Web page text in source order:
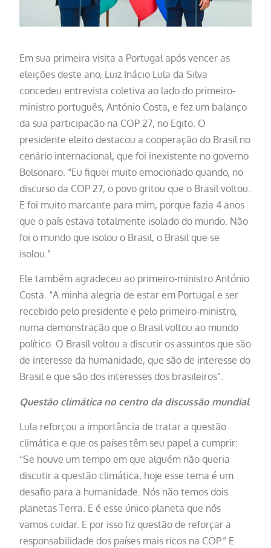
Em sua primeira visita a Portugal após vencer as
eleições deste ano, Luiz Inácio Lula da Silva
concedeu entrevista coletiva ao lado do primeiro-
ministro português, António Costa, e fez um balanço
da sua participação na COP 27, no Egito. O
presidente eleito destacou a cooperação do Brasil no
cenário internacional, que foi inexistente no governo
Bolsonaro. “Eu fiquei muito emocionado quando, no
discurso da COP 27, o povo gritou que o Brasil voltou.
E foi muito marcante para mim, porque fazia 4 anos
que o país estava totalmente isolado do mundo. Não
foi o mundo que isolou o Brasil, o Brasil que se
isolou.”
Ele também agradeceu ao primeiro-ministro António
Costa. “A minha alegria de estar em Portugal e ser
recebido pelo presidente e pelo primeiro-ministro,
numa demonstração que o Brasil voltou ao mundo
político. O Brasil voltou a discutir os assuntos que são
de interesse da humanidade, que são de interesse do
Brasil e que são dos interesses dos brasileiros”.
Questão climática no centro da discussão mundial
Lula reforçou a importância de tratar a questão
climática e que os países têm seu papel a cumprir:
“Se houve um tempo em que alguém não queria
discutir a questão climática, hoje esse tema é um
desafio para a humanidade. Nós não temos dois
planetas Terra. E é esse único planeta que nós
vamos cuidar. E por isso fiz questão de reforçar a
responsabilidade dos países mais ricos na COP.” E